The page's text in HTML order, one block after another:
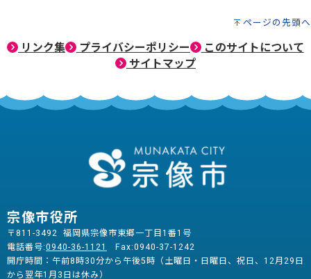
ページの先頭へ
リンク集 プライバシーポリシー
このサイトについて
サイトマップ
宗像市役所
〒811-3492 福岡県宗像市東郷一丁目1番1号
電話番号:0940-36-1121
Fax:0940-37-1242
開庁時間：午前8時30分から午後5時（土曜日・日曜日、祝日、12月29日
から翌年1月3日は休み）